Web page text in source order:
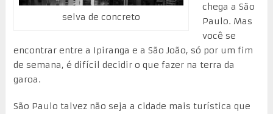
selva de concreto
chega a São
Paulo. Mas
você se
encontrar entre a Ipiranga e a São João, só por um fim
de semana, é difícil decidir o que fazer na terra da
garoa.
São Paulo talvez não seja a cidade mais turística que